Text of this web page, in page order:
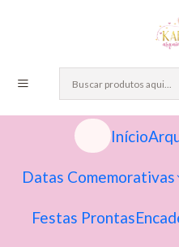
Início
Datas Comemorativas
Festas Prontas